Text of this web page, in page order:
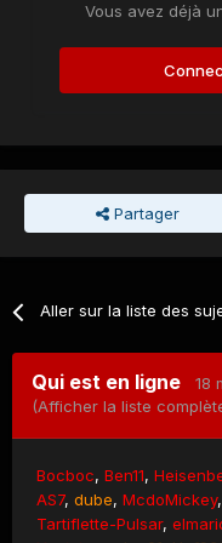
Vous avez déjà
Partager
Aller sur la liste des
Qui est en ligne 18
(Afficher la liste
Bocboc Ben11
AS7 dube McdoMickey
Tartiflette-Pulsar